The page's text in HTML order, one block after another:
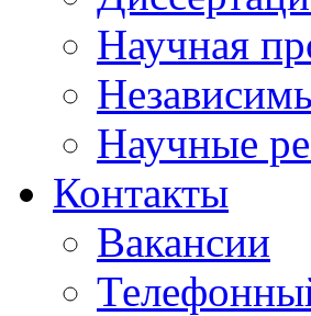
Научная
Научные
Контакты
Вакансии